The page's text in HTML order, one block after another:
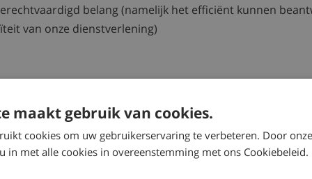
belang (namelijk het efficiënt kunnen
van onze dienstverlening)
cookie-ID
van de veiligheid en beschikbaarheid van
van technisch beheer en foutopsporing)
maakt gebruik van cookies.
cookies om uw gebruikerservaring te verbeteren. Door
in met alle cookies in overeenstemming met ons Cookiebeleid.